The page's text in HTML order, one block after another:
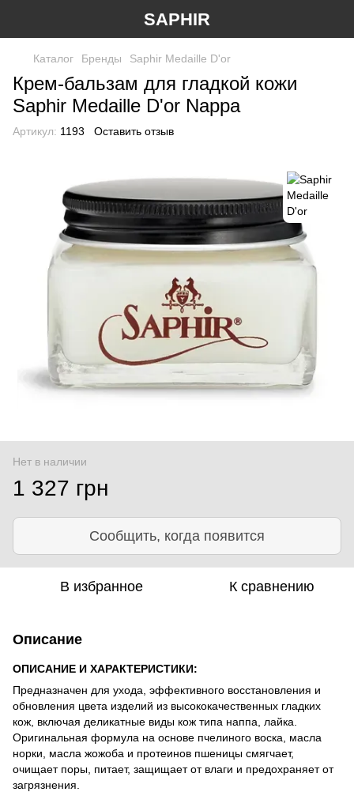
SAPHIR
Каталог Бренды Saphir Medaille D'or
Крем-бальзам для гладкой кожи
Saphir Medaille D'or Nappa
Артикул: 1193 Оставить отзыв
Нет в наличии
1 327 грн
Сообщить, когда появится
В избранное К сравнению
Описание
ОПИСАНИЕ И ХАРАКТЕРИСТИКИ:
Предназначен для ухода, эффективного восстановления и
обновления цвета изделий из высококачественных гладких
кож, включая деликатные виды кож типа наппа, лайка.
Оригинальная формула на основе пчелиного воска, масла
норки, масла жожоба и протеинов пшеницы смягчает,
очищает поры, питает, защищает от влаги и предохраняет от
загрязнения.